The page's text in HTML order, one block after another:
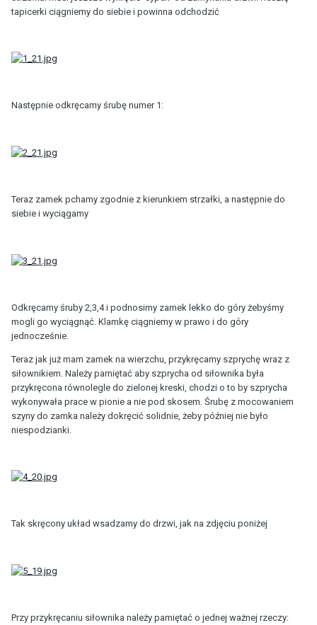
tapicerki ciągniemy do siebie i powinna odchodzić
Następnie odkręcamy śrubę numer 1:
Teraz zamek pchamy zgodnie z kierunkiem strzałki, a następnie do
siebie i wyciągamy
Odkręcamy śruby 2,3,4 i podnosimy zamek lekko do góry żebyśmy
mogli go wyciągnąć. Klamkę ciągniemy w prawo i do góry
jednocześnie.
Teraz jak już mam zamek na wierzchu, przykręcamy szprychę wraz z
siłownikiem. Należy pamiętać aby szprycha od siłownika była
przykręcona równolegle do zielonej kreski, chodzi o to by szprycha
wykonywała prace w pionie a nie pod skosem. Śrubę z mocowaniem
szyny do zamka należy dokręcić solidnie, żeby później nie było
niespodzianki.
Tak skręcony układ wsadzamy do drzwi, jak na zdjęciu poniżej
Przy przykręcaniu siłownika należy pamiętać o jednej ważnej rzeczy: